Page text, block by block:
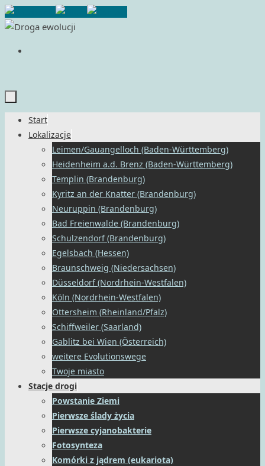
Przejdź
do
PrzejdźStart
Lokalizacje
Leimen/Gauangelloch (Baden-Württemberg)
Heidenheim a.d. Brenz (Baden-Württemberg)
Templin (Brandenburg)
Kyritz an der Knatter (Brandenburg)
Neuruppin (Brandenburg)
Bad Freienwalde (Brandenburg)
Schulzendorf (Brandenburg)
Egelsbach (Hessen)
Braunschweig (Niedersachsen)
Düsseldorf (Nordrhein-Westfalen)
Köln (Nordrhein-Westfalen)
Ottersheim (Rheinland/Pfalz)
Schiffweiler (Saarland)
Gablitz bei Wien (Österreich)
weitere Evolutionswege
Twoje miasto
Stacje drogi
Powstanie Ziemi
Pierwsze ślady życia
Pierwsze cyjanobakterie
Fotosynteza
Komórki z jądrem (eukariota)